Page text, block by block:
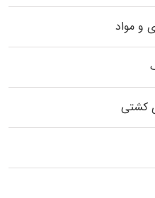
و مواد
کشتی